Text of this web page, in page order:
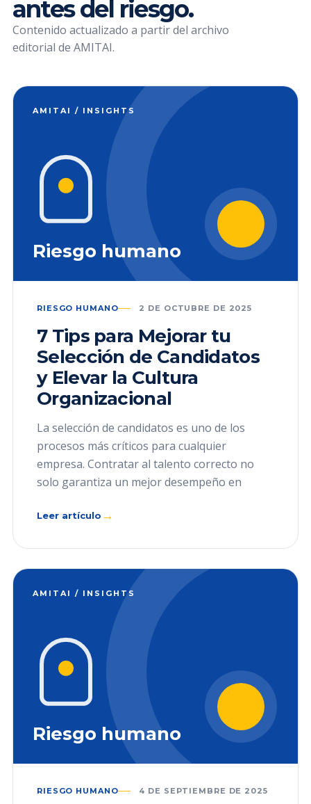
antes del riesgo.
Contenido actualizado a partir del archivo
editorial de AMITAI.
AMITAI / INSIGHTS
Riesgo humano
RIESGO HUMANO 2 DE OCTUBRE DE 2025
7 Tips para Mejorar tu
Selección de Candidatos
y Elevar la Cultura
Organizacional
La selección de candidatos es uno de los
procesos más críticos para cualquier
empresa. Contratar al talento correcto no
solo garantiza un mejor desempeño en
Leer artículo →
AMITAI / INSIGHTS
Riesgo humano
RIESGO HUMANO 4 DE SEPTIEMBRE DE 2025